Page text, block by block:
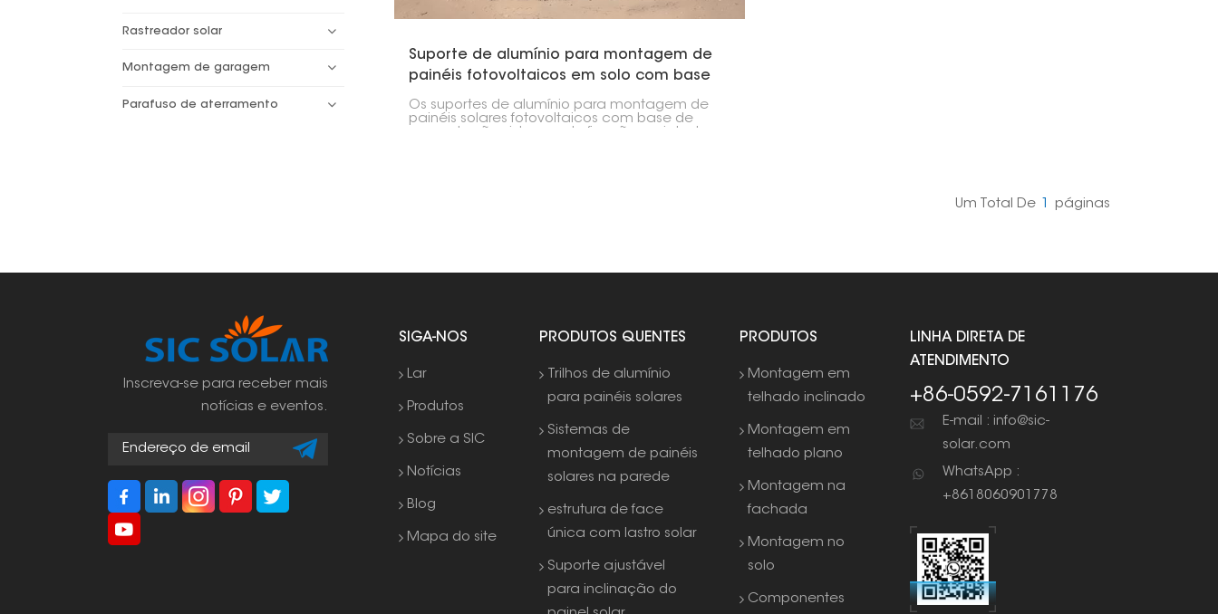
Rastreador solar
Montagem de garagem
Parafuso de aterramento
Suporte de alumínio para montagem de
painéis fotovoltaicos em solo com base
de concreto
Os suportes de alumínio para montagem de
painéis solares fotovoltaicos com base de
Um Total De
Páginas
Inscreva-se para receber mais
notícias e eventos.
SIGA-NOS
Lar
Produtos
Sobre a SIC
Notícias
Blog
Mapa do site
PRODUTOS QUENTES
Trilhos de alumínio
para painéis solares
Sistemas de
montagem de painéis
solares na parede
estrutura de face
única com lastro solar
Suporte ajustável
para inclinação do
PRODUTOS
Montagem em
telhado inclinado
Montagem em
telhado plano
Montagem na
fachada
Montagem no
solo
Componentes
LINHA DIRETA DE
ATENDIMENTO
+86-0592-7161176
E-mail : info@sic-
solar.com
WhatsApp :
+8618060901778